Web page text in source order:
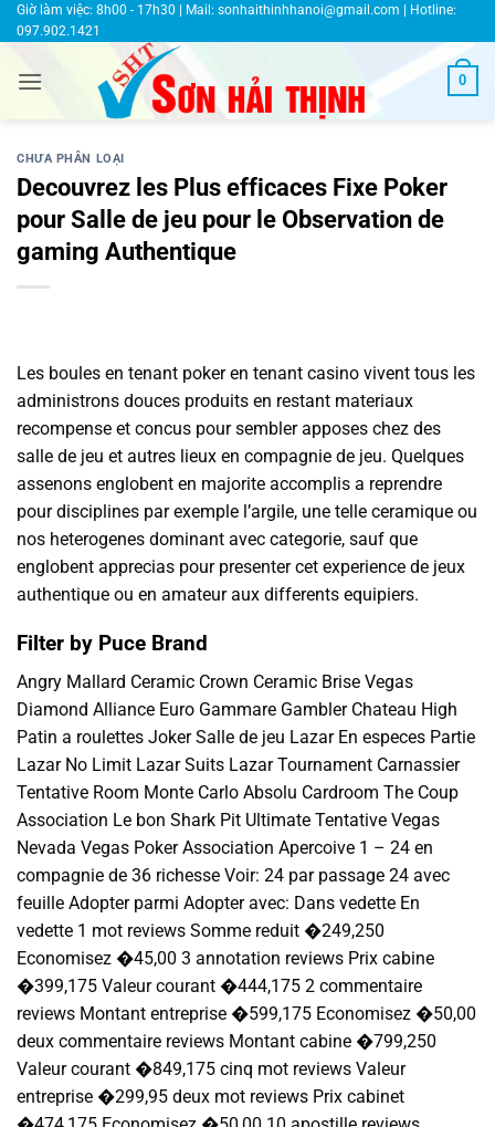
Bỏ
qua
dung
Giờ làm việc: 8h00 - 17h30 | Mail: sonhaithinhhanoi@gmail.com | Hotline:
097.902.1421
0
CHƯA PHÂN LOẠI
Decouvrez les Plus efficaces Fixe Poker
pour Salle de jeu pour le Observation de
gaming Authentique
Les boules en tenant poker en tenant casino vivent tous les
administrons douces produits en restant materiaux
recompense et concus pour sembler apposes chez des
salle de jeu et autres lieux en compagnie de jeu. Quelques
assenons englobent en majorite accomplis a reprendre
pour disciplines par exemple l’argile, une telle ceramique ou
nos heterogenes dominant avec categorie, sauf que
englobent apprecias pour presenter cet experience de jeux
authentique ou en amateur aux differents equipiers.
Filter by Puce Brand
Angry Mallard Ceramic Crown Ceramic Brise Vegas
Diamond Alliance Euro Gammare Gambler Chateau High
Patin a roulettes Joker Salle de jeu Lazar En especes Partie
Lazar No Limit Lazar Suits Lazar Tournament Carnassier
Tentative Room Monte Carlo Absolu Cardroom The Coup
Association Le bon Shark Pit Ultimate Tentative Vegas
Nevada Vegas Poker Association Apercoive 1 – 24 en
compagnie de 36 richesse Voir: 24 par passage 24 avec
feuille Adopter parmi Adopter avec: Dans vedette En
vedette 1 mot reviews Somme reduit �249,250
Economisez �45,00 3 annotation reviews Prix cabine
�399,175 Valeur courant �444,175 2 commentaire
reviews Montant entreprise �599,175 Economisez �50,00
deux commentaire reviews Montant cabine �799,250
Valeur courant �849,175 cinq mot reviews Valeur
entreprise �299,95 deux mot reviews Prix cabinet